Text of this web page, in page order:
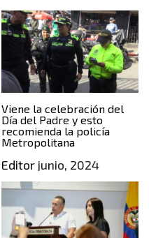
Viene la celebración del
Día del Padre y esto
recomienda la policía
Metropolitana
Editorjunio, 2024